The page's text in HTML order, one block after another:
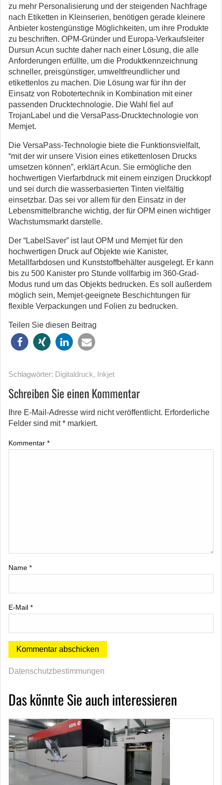
zu mehr Personalisierung und der steigenden Nachfrage
nach Etiketten in Kleinserien, benötigen gerade kleinere
Anbieter kostengünstige Möglichkeiten, um ihre Produkte
zu beschriften. OPM-Gründer und Europa-Verkaufsleiter
Dursun Acun suchte daher nach einer Lösung, die alle
Anforderungen erfüllte, um die Produktkennzeichnung
schneller, preisgünstiger, umweltfreundlicher und
etikettenlos zu machen. Die Lösung war für ihn der
Einsatz von Robotertechnik in Kombination mit einer
passenden Drucktechnologie. Die Wahl fiel auf
TrojanLabel und die VersaPass-Drucktechnologie von
Memjet.
Die VersaPass-Technologie biete die Funktionsvielfalt,
“mit der wir unsere Vision eines etikettenlosen Drucks
umsetzen können”, erklärt Acun. Sie ermögliche den
hochwertigen Vierfarbdruck mit einem einzigen Druckkopf
und sei durch die wasserbasierten Tinten vielfältig
einsetzbar. Das sei vor allem für den Einsatz in der
Lebensmittelbranche wichtig, der für OPM einen wichtiger
Wachstumsmarkt darstelle.
Der “LabelSaver” ist laut OPM und Memjet für den
hochwertigen Druck auf Objekte wie Kanister,
Metallfarbdosen und Kunststoffbehälter ausgelegt. Er kann
bis zu 500 Kanister pro Stunde vollfarbig im 360-Grad-
Modus rund um das Objekts bedrucken. Es soll außerdem
möglich sein, Memjet-geeignete Beschichtungen für
flexible Verpackungen und Folien zu bedrucken.
Teilen Sie diesen Beitrag
Schlagwörter: Digitaldruck, Inkjet
Schreiben Sie einen Kommentar
Ihre E-Mail-Adresse wird nicht veröffentlicht. Erforderliche
Felder sind mit* markiert.
Kommentar *
Name *
E-Mail *
Datenschutzbestimmungen
Das könnte Sie auch interessieren